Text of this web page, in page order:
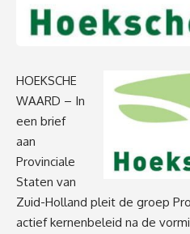
HOEKSCHE
WAARD – In
een brief
aan
Provinciale
Staten van
Zuid-Holland pleit de groep
actief kernenbeleid na de